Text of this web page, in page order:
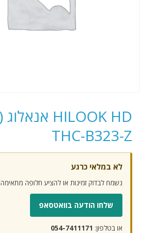
THC-B323-Z
לא במלאי כרגע
נשמח לבדוק זמינות או להציע חלופה מתאימה
שלחו הודעה בוואטסאפ
או בטלפון: 054-7411171